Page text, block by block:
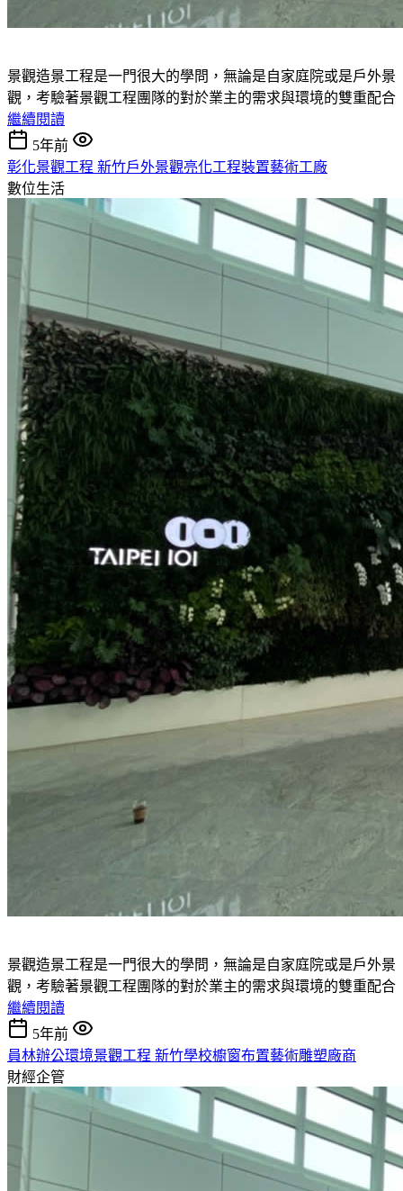
景觀造景工程是一門很大的學問，無論是自家庭院或是戶外景
觀，考驗著景觀工程團隊的對於業主的需求與環境的雙重配合
繼續閱讀
5年前
彰化景觀工程 新竹戶外景觀亮化工程裝置藝術工廠
數位生活
景觀造景工程是一門很大的學問，無論是自家庭院或是戶外景
觀，考驗著景觀工程團隊的對於業主的需求與環境的雙重配合
繼續閱讀
5年前
員林辦公環境景觀工程 新竹學校櫥窗布置藝術雕塑廠商
財經企管